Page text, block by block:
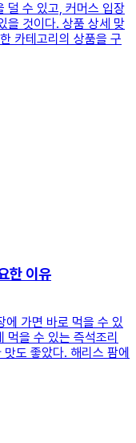
덜 수 있고, 커머스 입장
을 것이다. 상품 상세 맞
카테고리의 상품을 구
한 이유
가면 바로 먹을 수 있
먹을 수 있는 즉석조리
도 좋았다. 해리스 팜에